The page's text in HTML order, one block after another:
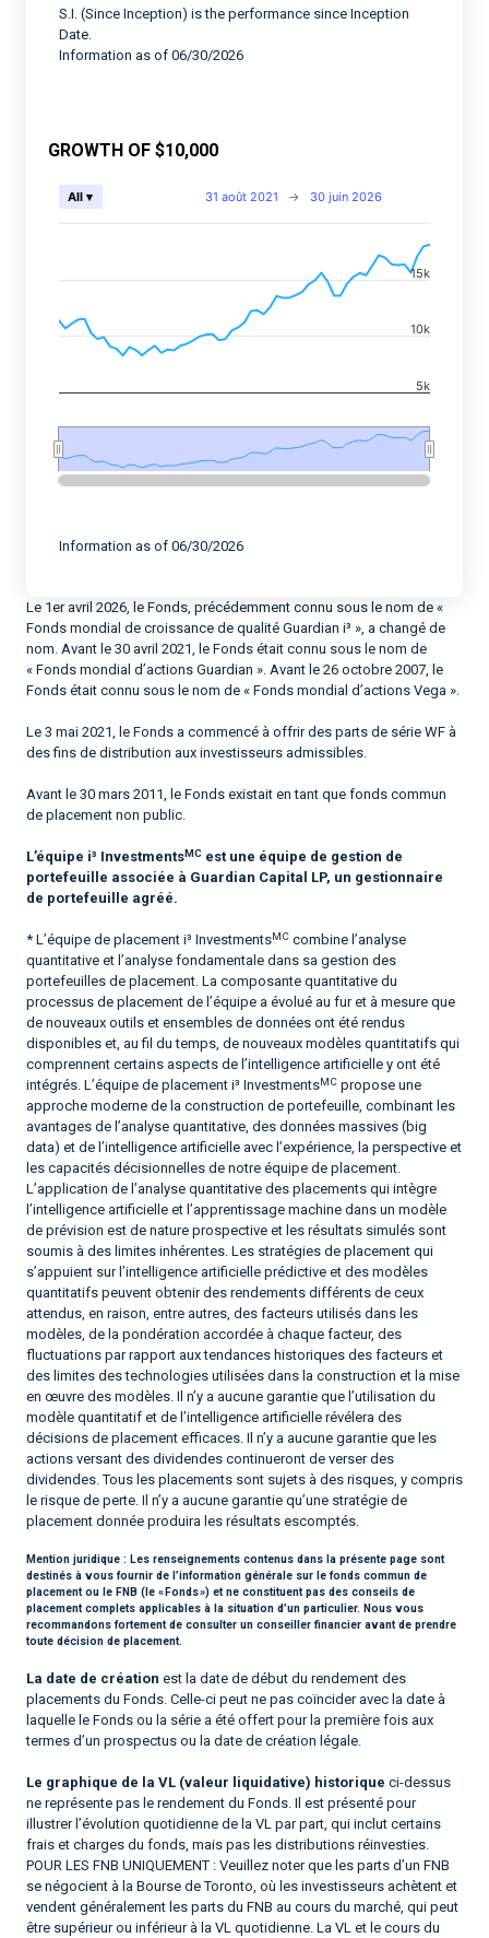
S.I. (Since Inception) is the performance since Inception
Date.
Information as of 06/30/2026
GROWTH OF $10,000
Chart
The chart has 2 X axes displaying Time, and
The chart has 2 Y axes displaying values, and
31 août 2021 → 30 juin 2026
All ▾
5k
10k
15k
Information as of 06/30/2026
Le 1er avril 2026, le Fonds, précédemment connu sous le nom de «
Fonds mondial de croissance de qualité Guardian i³ », a changé de
nom. Avant le 30 avril 2021, le Fonds était connu sous le nom de
« Fonds mondial d’actions Guardian ». Avant le 26 octobre 2007, le
Fonds était connu sous le nom de « Fonds mondial d’actions Vega ».
Le 3 mai 2021, le Fonds a commencé à offrir des parts de série WF à
des fins de distribution aux investisseurs admissibles.
Avant le 30 mars 2011, le Fonds existait en tant que fonds commun
de placement non public.
L’équipe i³ InvestmentsMC est une équipe de gestion de
portefeuille associée à Guardian Capital LP, un gestionnaire
de portefeuille agréé.
* L’équipe de placement i³ InvestmentsMC combine l’analyse
quantitative et l’analyse fondamentale dans sa gestion des
portefeuilles de placement. La composante quantitative du
processus de placement de l’équipe a évolué au fur et à mesure que
de nouveaux outils et ensembles de données ont été rendus
disponibles et, au fil du temps, de nouveaux modèles quantitatifs qui
comprennent certains aspects de l’intelligence artificielle y ont été
intégrés. L’équipe de placement i³ InvestmentsMC propose une
approche moderne de la construction de portefeuille, combinant les
avantages de l’analyse quantitative, des données massives (big
data) et de l’intelligence artificielle avec l’expérience, la perspective et
les capacités décisionnelles de notre équipe de placement.
L’application de l’analyse quantitative des placements qui intègre
l’intelligence artificielle et l’apprentissage machine dans un modèle
de prévision est de nature prospective et les résultats simulés sont
soumis à des limites inhérentes. Les stratégies de placement qui
s’appuient sur l’intelligence artificielle prédictive et des modèles
quantitatifs peuvent obtenir des rendements différents de ceux
attendus, en raison, entre autres, des facteurs utilisés dans les
modèles, de la pondération accordée à chaque facteur, des
fluctuations par rapport aux tendances historiques des facteurs et
des limites des technologies utilisées dans la construction et la mise
en œuvre des modèles. Il n’y a aucune garantie que l’utilisation du
modèle quantitatif et de l’intelligence artificielle révélera des
décisions de placement efficaces. Il n’y a aucune garantie que les
actions versant des dividendes continueront de verser des
dividendes. Tous les placements sont sujets à des risques, y compris
le risque de perte. Il n’y a aucune garantie qu’une stratégie de
placement donnée produira les résultats escomptés.
Mention juridique : Les renseignements contenus dans la présente page sont
destinés à vous fournir de l’information générale sur le fonds commun de
placement ou le FNB (le « Fonds ») et ne constituent pas des conseils de
placement complets applicables à la situation d’un particulier. Nous vous
recommandons fortement de consulter un conseiller financier avant de prendre
toute décision de placement.
La date de création est la date de début du rendement des
placements du Fonds. Celle-ci peut ne pas coïncider avec la date à
laquelle le Fonds ou la série a été offert pour la première fois aux
termes d’un prospectus ou la date de création légale.
Le graphique de la VL (valeur liquidative) historique ci-dessus
ne représente pas le rendement du Fonds. Il est présenté pour
illustrer l’évolution quotidienne de la VL par part, qui inclut certains
frais et charges du fonds, mais pas les distributions réinvesties.
POUR LES FNB UNIQUEMENT : Veuillez noter que les parts d’un FNB
se négocient à la Bourse de Toronto, où les investisseurs achètent et
vendent généralement les parts du FNB au cours du marché, qui peut
être supérieur ou inférieur à la VL quotidienne. La VL et le cours du